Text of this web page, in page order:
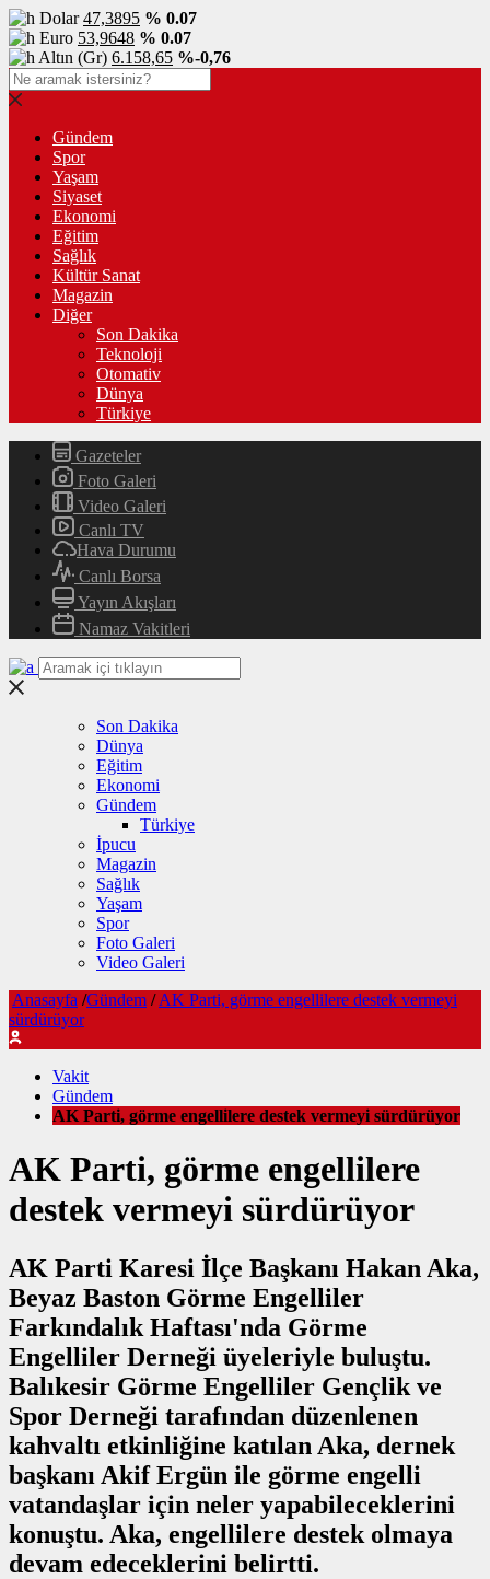
Dolar47,3895 % 0.07
Euro 53,9648 % 0.07
Altın (Gr) 6.158,65 %-0,76
Gündem
Spor
Yaşam
Siyaset
Ekonomi
Eğitim
Sağlık
Kültür Sanat
Magazin
Diğer
Son Dakika
Teknoloji
Otomativ
Dünya
Türkiye
Gazeteler
Foto Galeri
Video Galeri
Canlı TV
Hava Durumu
Canlı Borsa
Yayın Akışları
Namaz Vakitleri
Son Dakika
Dünya
Eğitim
Ekonomi
Gündem
Türkiye
İpucu
Magazin
Sağlık
Yaşam
Spor
Foto Galeri
Video Galeri
Anasayfa /Gündem / AK Parti, görme engellilere destek vermeyi
sürdürüyor
Vakit
Gündem
AK Parti, görme engellilere destek vermeyi sürdürüyor
AK Parti, görme engellilere
destek vermeyi sürdürüyor
AK Parti Karesi İlçe Başkanı Hakan Aka,
Beyaz Baston Görme Engelliler
Farkındalık Haftası'nda Görme
Engelliler Derneği üyeleriyle buluştu.
Balıkesir Görme Engelliler Gençlik ve
Spor Derneği tarafından düzenlenen
kahvaltı etkinliğine katılan Aka, dernek
başkanı Akif Ergün ile görme engelli
vatandaşlar için neler yapabileceklerini
konuştu. Aka, engellilere destek olmaya
devam edeceklerini belirtti.